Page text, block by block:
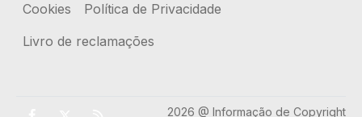
Cookies
Política de Privacidade
Livro de reclamações
2026 @ Informação de Copyright